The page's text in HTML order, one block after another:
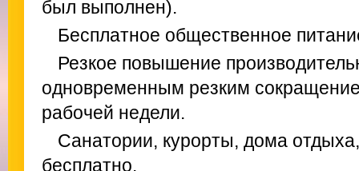
был выполнен).
Бесплатное общественное
Резкое повышение
одновременным резким
рабочей недели.
Санатории, курорты, дома
бесплатно.